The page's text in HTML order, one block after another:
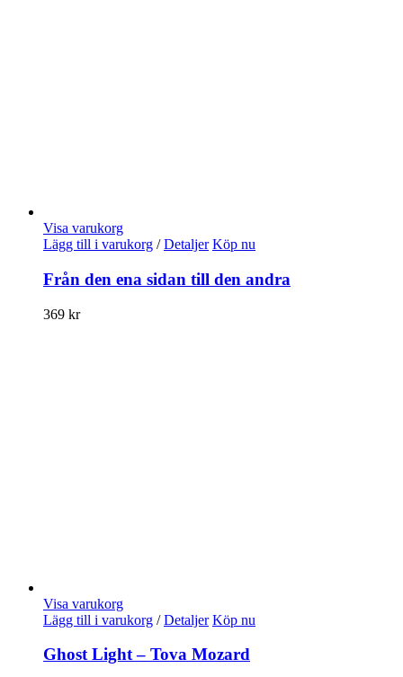
Visa varukorg
Lägg till i varukorg / Detaljer Köp nu
Från den ena sidan till den andra
369 kr
Visa varukorg
Lägg till i varukorg / Detaljer Köp nu
Ghost Light – Tova Mozard